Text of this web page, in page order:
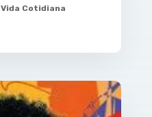
Vida Cotidiana